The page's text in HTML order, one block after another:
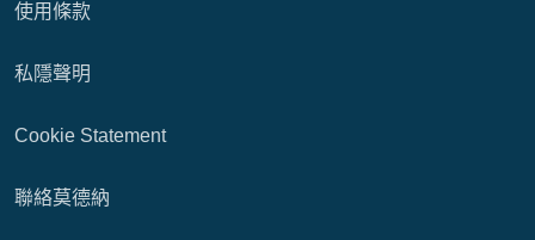
使用條款
私隱聲明
Cookie Statement
聯絡莫德納